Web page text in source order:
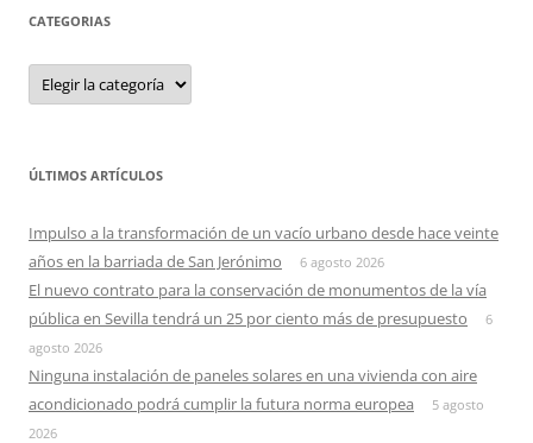
CATEGORIAS
Categorias
ÚLTIMOS ARTÍCULOS
Impulso a la transformación de un vacío urbano desde hace veinte
años en la barriada de San Jerónimo
6 agosto 2026
El nuevo contrato para la conservación de monumentos de la vía
pública en Sevilla tendrá un 25 por ciento más de presupuesto
6
agosto 2026
Ninguna instalación de paneles solares en una vivienda con aire
acondicionado podrá cumplir la futura norma europea
5 agosto
2026